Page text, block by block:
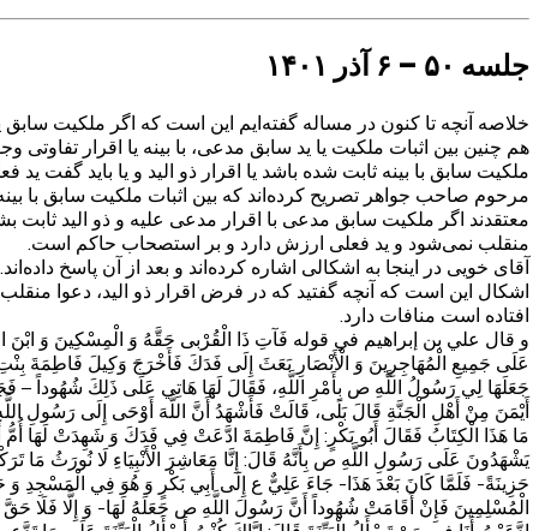
جلسه ۵۰ – ۶ آذر ۱۴۰۱
خلاصه آنچه تا کنون در مساله گفته‌ایم این است که اگر ملکیت
هم چنین بین اثبات ملکیت یا ید سابق مدعی، با بینه یا اقرار
ملکیت سابق با بینه ثابت شده باشد یا اقرار ذو الید و یا باید گفت
مرحوم صاحب جواهر تصریح کرده‌اند که بین اثبات ملکیت سابق با
معتقدند اگر ملکیت سابق مدعی با اقرار مدعی علیه و ذو الید
منقلب نمی‌شود و ید فعلی ارزش دارد و بر استصحاب حاکم است.
آقای خویی در اینجا به اشکالی اشاره کرده‌اند و بعد از آن پاسخ داده‌اند.
اشکال این است که آنچه گفتید که در فرض اقرار ذو الید، دعوا
افتاده است منافات دارد.
و قال علي بن إبراهيم في قوله‏ فَآتِ ذَا الْقُرْبى‏ حَقَّهُ وَ الْمِسْكِينَ وَ ابْنَ
عَلَى جَمِيعِ الْمُهَاجِرِينَ وَ الْأَنْصَارِ بَعَثَ إِلَى فَدَكَ‏ فَأَخْرَجَ وَكِيلَ فَاطِمَةَ
جَعَلَهَا لِي رَسُولُ اللَّهِ ص بِأَمْرِ اللَّهِ، فَقَالَ لَهَا هَاتِي عَلَى ذَلِكَ شُهُوداً
أَيْمَنَ مِنْ أَهْلِ الْجَنَّةِ قَالَ بَلَى، قَالَتْ فَأَشْهَدُ أَنَّ اللَّهَ أَوْحَى إِلَى رَسُولِ
مَا هَذَا الْكِتَابُ فَقَالَ أَبُو بَكْرٍ: إِنَّ فَاطِمَةَ ادَّعَتْ فِي فَدَكَ‏ وَ شَهِدَتْ لَهَا
يَشْهَدُونَ عَلَى رَسُولِ اللَّهِ ص بِأَنَّهُ قَالَ: إِنَّا مَعَاشِرَ الْأَنْبِيَاءِ لَا نُورَثُ
حَزِينَةً- فَلَمَّا كَانَ بَعْدَ هَذَا- جَاءَ عَلِيٌّ ع إِلَى أَبِي بَكْرٍ وَ هُوَ فِي الْمَسْجِدِ وَ
الْمُسْلِمِينَ فَإِنْ أَقَامَتْ شُهُوداً أَنَّ رَسُولَ اللَّهِ ص جَعَلَهُ لَهَا- وَ إِلَّا فَلَا حَقَّ